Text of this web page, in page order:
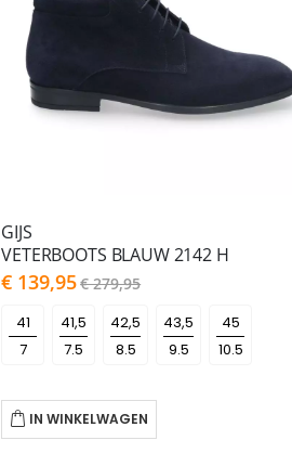
GIJS
VETERBOOTS BLAUW 2142 H
As
low
€ 139,95€ 279,95
7 7.5 8.5 9.5 10.5
IN WINKELWAGEN